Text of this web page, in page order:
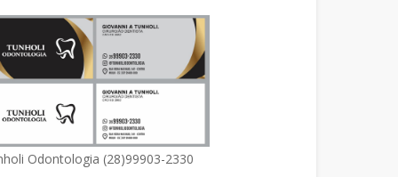
Odontologia (28)99903-2330